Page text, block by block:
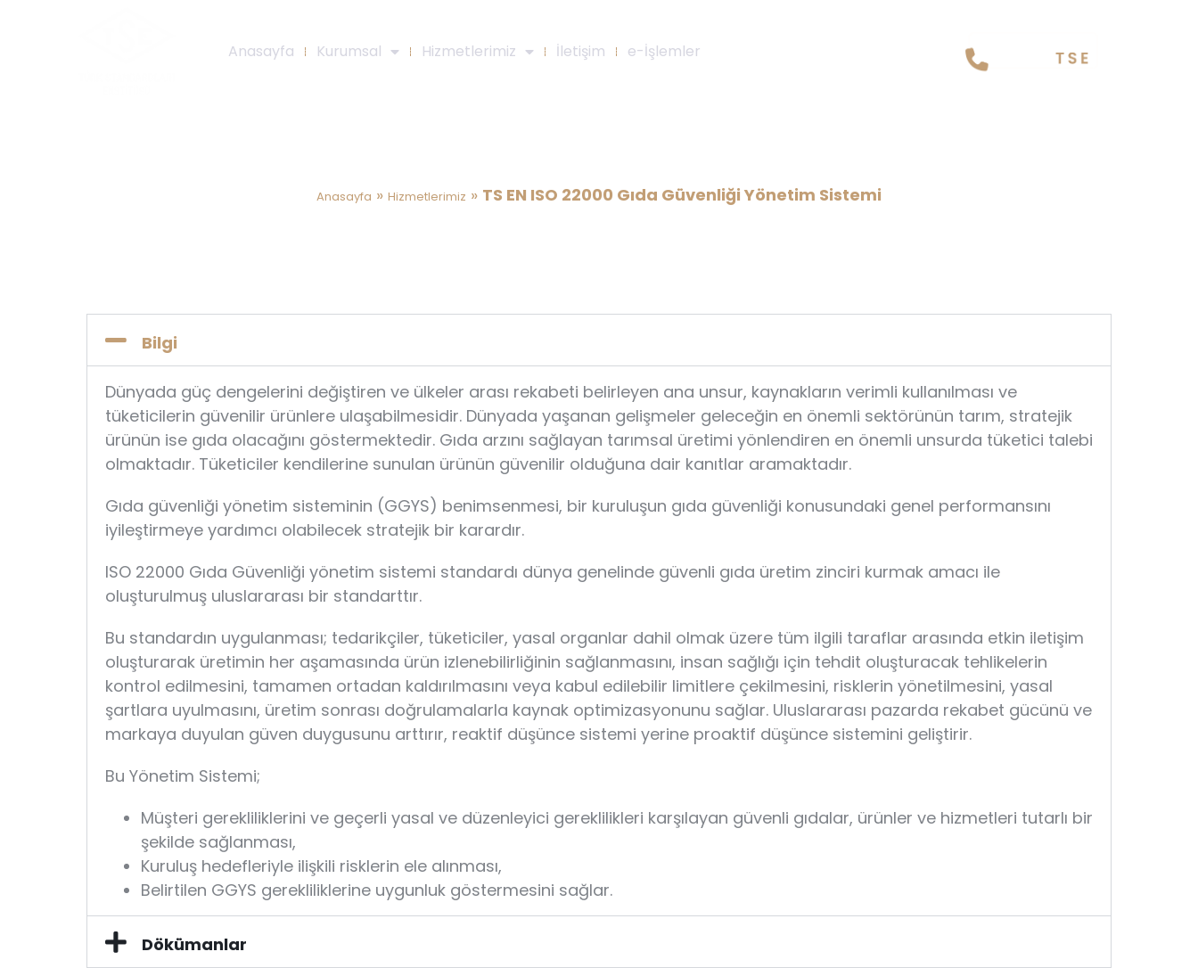
Anasayfa Kurumsal Hizmetlerimiz İletişim e-İşlemler
Anasayfa » Hizmetlerimiz » TS EN ISO 22000 Gıda Güvenliği Yönetim Sistemi
Bilgi
Dünyada güç dengelerini değiştiren ve ülkeler arası rekabeti belirleyen ana unsur, kaynakların verimli kullanılması ve
tüketicilerin güvenilir ürünlere ulaşabilmesidir. Dünyada yaşanan gelişmeler geleceğin en önemli sektörünün tarım, stratejik
ürünün ise gıda olacağını göstermektedir. Gıda arzını sağlayan tarımsal üretimi yönlendiren en önemli unsurda tüketici talebi
olmaktadır. Tüketiciler kendilerine sunulan ürünün güvenilir olduğuna dair kanıtlar aramaktadır.
Gıda güvenliği yönetim sisteminin (GGYS) benimsenmesi, bir kuruluşun gıda güvenliği konusundaki genel performansını
iyileştirmeye yardımcı olabilecek stratejik bir karardır.
ISO 22000 Gıda Güvenliği yönetim sistemi standardı dünya genelinde güvenli gıda üretim zinciri kurmak amacı ile
oluşturulmuş uluslararası bir standarttır.
Bu standardın uygulanması; tedarikçiler, tüketiciler, yasal organlar dahil olmak üzere tüm ilgili taraflar arasında etkin iletişim
oluşturarak üretimin her aşamasında ürün izlenebilirliğinin sağlanmasını, insan sağlığı için tehdit oluşturacak tehlikelerin
kontrol edilmesini, tamamen ortadan kaldırılmasını veya kabul edilebilir limitlere çekilmesini, risklerin yönetilmesini, yasal
şartlara uyulmasını, üretim sonrası doğrulamalarla kaynak optimizasyonunu sağlar. Uluslararası pazarda rekabet gücünü ve
markaya duyulan güven duygusunu arttırır, reaktif düşünce sistemi yerine proaktif düşünce sistemini geliştirir.
Bu Yönetim Sistemi;
Müşteri gerekliliklerini ve geçerli yasal ve düzenleyici gereklilikleri karşılayan güvenli gıdalar, ürünler ve hizmetleri tutarlı bir
şekilde sağlanması,
Kuruluş hedefleriyle ilişkili risklerin ele alınması,
Belirtilen GGYS gerekliliklerine uygunluk göstermesini sağlar.
Dökümanlar